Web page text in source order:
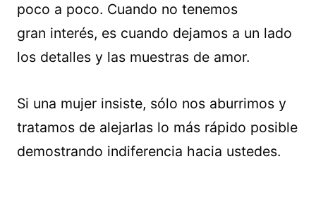
poco a poco. Cuando no tenemos
gran interés, es cuando dejamos a un lado
los detalles y las muestras de amor.
Si una mujer insiste, sólo nos aburrimos y
tratamos de alejarlas lo más rápido posible
demostrando indiferencia hacia ustedes.